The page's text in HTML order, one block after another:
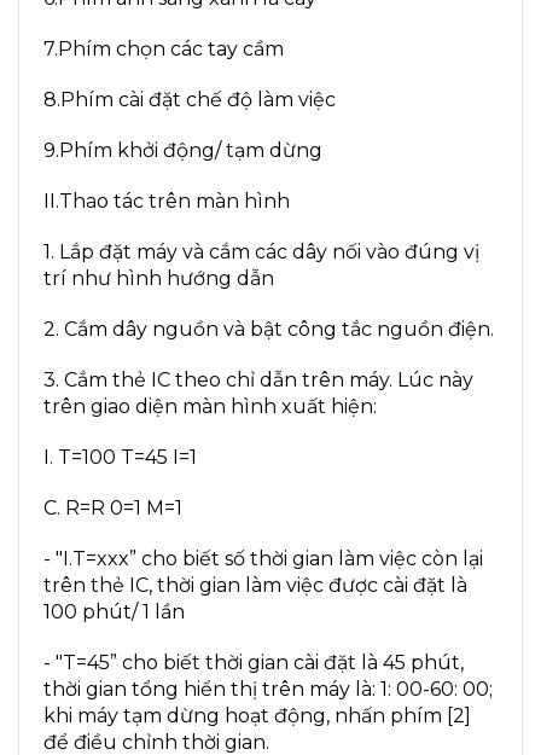
7.Phím chọn các tay cầm
8.Phím cài đặt chế độ làm việc
9.Phím khởi động/ tạm dừng
II.Thao tác trên màn hình
1. Lắp đặt máy và cắm các dây nối vào đúng vị
trí như hình hướng dẫn
2. Cắm dây nguồn và bật công tắc nguồn điện.
3. Cắm thẻ IC theo chỉ dẫn trên máy. Lúc này
trên giao diện màn hình xuất hiện:
I. T=100 T=45 I=1
C. R=R 0=1 M=1
- "I.T=xxx” cho biết số thời gian làm việc còn lại
trên thẻ IC, thời gian làm việc được cài đặt là
100 phút/ 1 lần
- "T=45” cho biết thời gian cài đặt là 45 phút,
thời gian tổng hiển thị trên máy là: 1: 00-60: 00;
khi máy tạm dừng hoạt động, nhấn phím [2]
để điều chỉnh thời gian.